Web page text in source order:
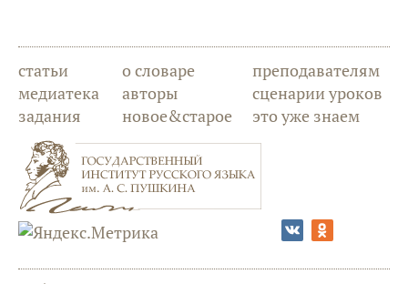
статьи
медиатека
задания
о словаре
авторы
новое&старое
преподавателям
сценарии уроков
это уже знаем